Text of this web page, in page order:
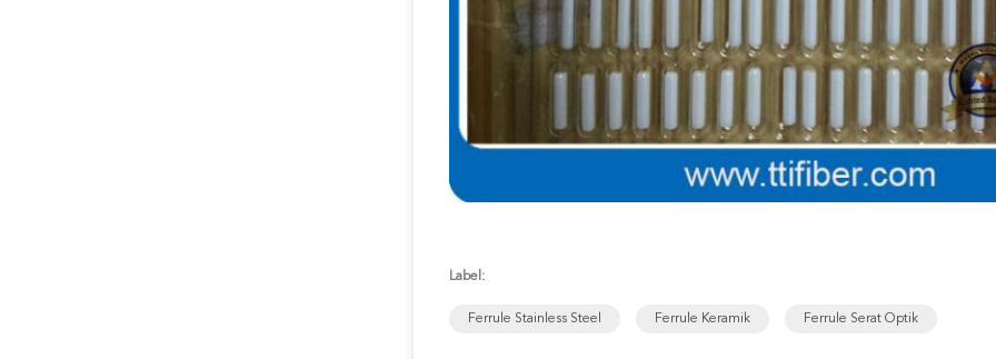
Label:
Ferrule Stainless Steel Ferrule Keramik Ferrule Serat Optik